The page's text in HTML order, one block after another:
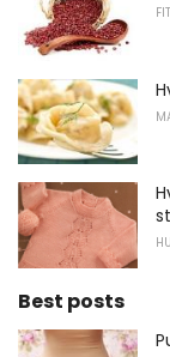
Best posts